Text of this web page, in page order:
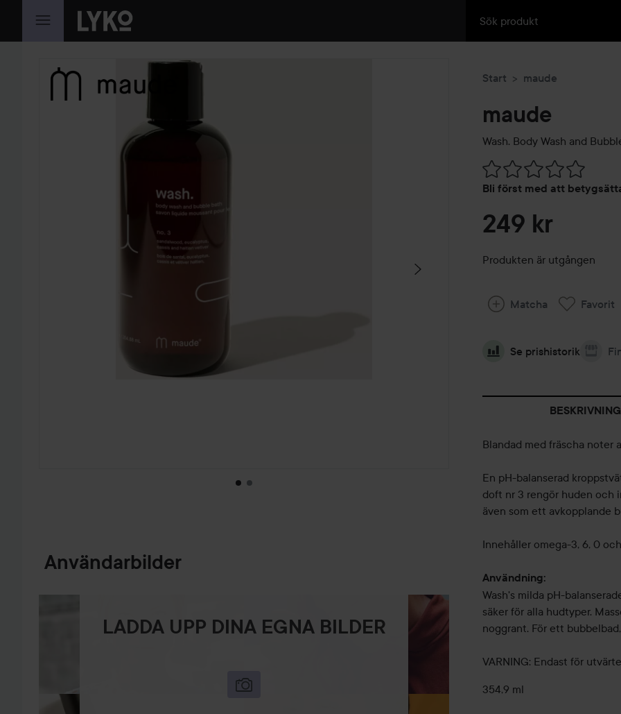
HOPPA TILL INNEHÅLLET
HOPPA ÖVER SEKTIONEN
Användarbilder
LADDA UPP DINA EGNA BILDER
Start maude
maude
Wash. Body Wash and
Bli först med att
Hoppa till Betyg &
249 kr
Produkten är utgången
Matcha Favorit
Se prishistorik
BESKRIVNING
Blandad med fräscha noter
En pH-balanserad
doft nr 3 rengör huden och
även som ett avkopplande
Innehåller omega-3, 6, 0
Användning:
Wash's milda pH-
säker för alla hudtyper.
noggrant. För ett
VARNING: Endast för
354,9 ml